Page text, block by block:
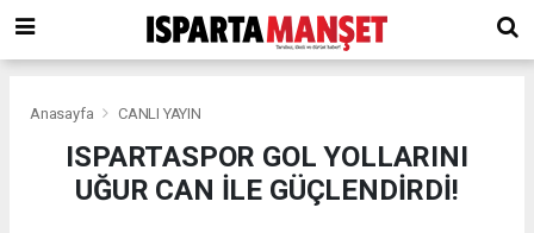
Anasayfa CANLI YAYIN
ISPARTASPOR GOL YOLLARINI
UĞUR CAN İLE GÜÇLENDİRDİ!